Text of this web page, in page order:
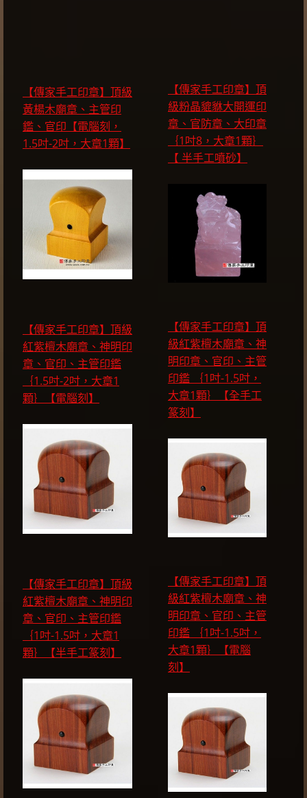
【傳家手工印章】頂級
黃楊木廟章、主管印
鑑、官印【電腦刻，
1.5吋-2吋，大章1顆】
【傳家手工印章】頂
級粉晶貔貅大開運印
章、官防章、大印章
｛1吋8，大章1顆｝
【 半手工噴砂】
【傳家手工印章】頂級
紅紫檀木廟章、神明印
章、官印、主管印鑑
｛1.5吋-2吋，大章1
顆｝【電腦刻】
【傳家手工印章】頂
級紅紫檀木廟章、神
明印章、官印、主管
印鑑 ｛1吋-1.5吋，
大章1顆｝【全手工
篆刻】
【傳家手工印章】頂級
紅紫檀木廟章、神明印
章、官印、主管印鑑
｛1吋-1.5吋，大章1
顆｝【半手工篆刻】
【傳家手工印章】頂
級紅紫檀木廟章、神
明印章、官印、主管
印鑑 ｛1吋-1.5吋，
大章1顆｝【電腦
刻】